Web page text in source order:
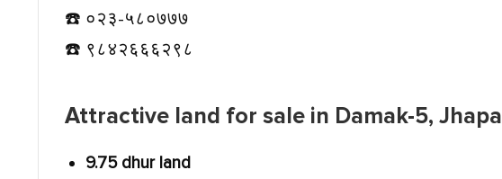
☎️ ०२३-५८०७७७
☎️ ९८४२६६६२९८
Attractive land for sale in Damak-5, Jhapa
9.75 dhur land